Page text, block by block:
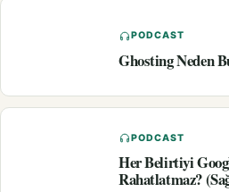
PODCAST
Ghosting Neden
PODCAST
Her Belirtiyi
Rahatlatmaz?